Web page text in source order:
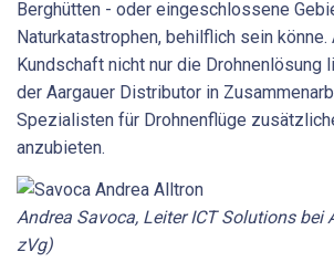
Berghütten - oder eingeschlossene
Naturkatastrophen, behilflich sein
Kundschaft nicht nur die Drohnenlösung
der Aargauer Distributor in
Spezialisten für Drohnenflüge
anzubieten.
Andrea Savoca, Leiter ICT Solutions bei
zVg)